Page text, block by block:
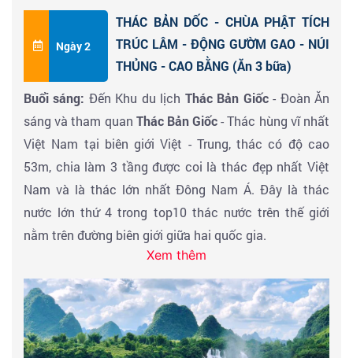
Ngày 2
THÁC BẢN DỐC - CHÙA PHẬT TÍCH
TRÚC LÂM - ĐỘNG GƯỜM GAO - NÚI
THỦNG - CAO BẰNG (Ăn 3 bữa)
Buổi sáng: Đến Khu du lịch Thác Bản Giốc- Đoàn Ăn
sáng và tham quan Thác Bản Giốc- Thác hùng vĩ nhất
Việt Nam tại biên giới Việt - Trung, thác có độ cao
53m, chia làm 3 tầng được coi là thác đẹp nhất Việt
Nam và là thác lớn nhất Đông Nam Á. Đây là thác
nước lớn thứ 4 trong top10 thác nước trên thế giới
nằm trên đường biên giới giữa hai quốc gia.
Tham quanChùa Phật Tích Trúc Lâm Bản Giốc -Ngôi
chùa đầu tiên được xây dựng tại nơi biên cương Tổ
quốc, khánh thành ngày 15/12/2014. Ngôi chùa tựa
lưng vàonúi Phia Nhằnnên có thể nhìn ngắm toàn
Xem thêm